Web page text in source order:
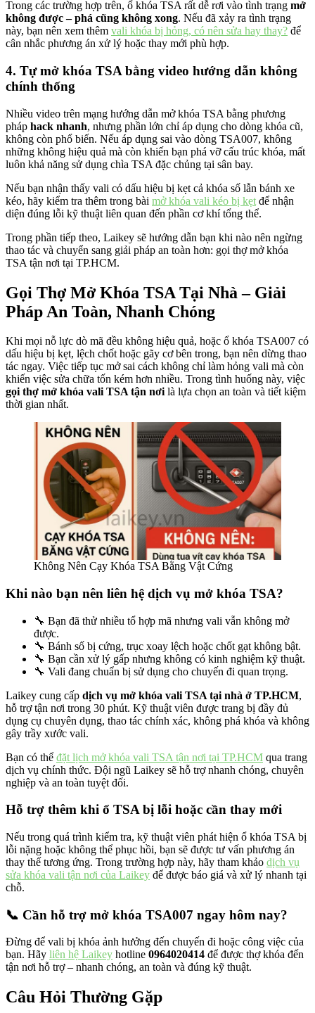
Trong các trường hợp trên, ổ khóa TSA rất dễ rơi vào tình trạng mở
không được – phá cũng không xong. Nếu đã xảy ra tình trạng
này, bạn nên xem thêm vali khóa bị hỏng, có nên sửa hay thay? để
cân nhắc phương án xử lý hoặc thay mới phù hợp.
4. Tự mở khóa TSA bằng video hướng dẫn không
chính thống
Nhiều video trên mạng hướng dẫn mở khóa TSA bằng phương
pháp hack nhanh, nhưng phần lớn chỉ áp dụng cho dòng khóa cũ,
không còn phổ biến. Nếu áp dụng sai vào dòng TSA007, không
những không hiệu quả mà còn khiến bạn phá vỡ cấu trúc khóa, mất
luôn khả năng sử dụng chìa TSA đặc chủng tại sân bay.
Nếu bạn nhận thấy vali có dấu hiệu bị kẹt cả khóa số lẫn bánh xe
kéo, hãy kiểm tra thêm trong bài mở khóa vali kéo bị kẹt để nhận
diện đúng lỗi kỹ thuật liên quan đến phần cơ khí tổng thể.
Trong phần tiếp theo, Laikey sẽ hướng dẫn bạn khi nào nên ngừng
thao tác và chuyển sang giải pháp an toàn hơn: gọi thợ mở khóa
TSA tận nơi tại TP.HCM.
Gọi Thợ Mở Khóa TSA Tại Nhà – Giải
Pháp An Toàn, Nhanh Chóng
Khi mọi nỗ lực dò mã đều không hiệu quả, hoặc ổ khóa TSA007 có
dấu hiệu bị kẹt, lệch chốt hoặc gãy cơ bên trong, bạn nên dừng thao
tác ngay. Việc tiếp tục mở sai cách không chỉ làm hỏng vali mà còn
khiến việc sửa chữa tốn kém hơn nhiều. Trong tình huống này, việc
gọi thợ mở khóa vali TSA tận nơilà lựa chọn an toàn và tiết kiệm
thời gian nhất.
Không Nên Cạy Khóa TSA Bằng Vật Cứng
Khi nào bạn nên liên hệ dịch vụ mở khóa TSA?
🔧 Bạn đã thử nhiều tổ hợp mã nhưng vali vẫn không mở
được.
🔧 Bánh số bị cứng, trục xoay lệch hoặc chốt gạt không bật.
🔧 Bạn cần xử lý gấp nhưng không có kinh nghiệm kỹ thuật.
🔧 Vali đang chuẩn bị sử dụng cho chuyến đi quan trọng.
Laikey cung cấp dịch vụ mở khóa vali TSA tại nhà ở TP.HCM,
hỗ trợ tận nơi trong 30 phút. Kỹ thuật viên được trang bị đầy đủ
dụng cụ chuyên dụng, thao tác chính xác, không phá khóa và không
gây trầy xước vali.
Bạn có thể đặt lịch mở khóa vali TSA tận nơi tại TP.HCM qua trang
dịch vụ chính thức. Đội ngũ Laikey sẽ hỗ trợ nhanh chóng, chuyên
nghiệp và an toàn tuyệt đối.
Hỗ trợ thêm khi ổ TSA bị lỗi hoặc cần thay mới
Nếu trong quá trình kiểm tra, kỹ thuật viên phát hiện ổ khóa TSA bị
lỗi nặng hoặc không thể phục hồi, bạn sẽ được tư vấn phương án
thay thế tương ứng. Trong trường hợp này, hãy tham khảo dịch vụ
sửa khóa vali tận nơi của Laikey để được báo giá và xử lý nhanh tại
chỗ.
📞 Cần hỗ trợ mở khóa TSA007 ngay hôm nay?
Đừng để vali bị khóa ảnh hưởng đến chuyến đi hoặc công việc của
bạn. Hãy liên hệ Laikey hotline 0964020414 để được thợ khóa đến
tận nơi hỗ trợ – nhanh chóng, an toàn và đúng kỹ thuật.
Câu Hỏi Thường Gặp